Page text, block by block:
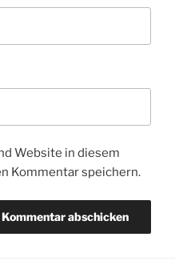
Website in diesem
Kommentar speichern.